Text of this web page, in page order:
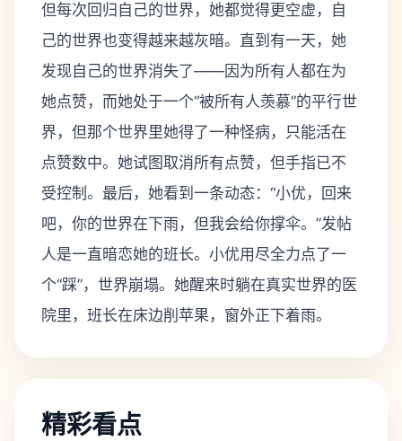
但每次回归自己的世界，她都觉得更空虚，自
己的世界也变得越来越灰暗。直到有一天，她
发现自己的世界消失了——因为所有人都在为
她点赞，而她处于一个“被所有人羡慕”的平行世
界，但那个世界里她得了一种怪病，只能活在
点赞数中。她试图取消所有点赞，但手指已不
受控制。最后，她看到一条动态：“小优，回来
吧，你的世界在下雨，但我会给你撑伞。”发帖
人是一直暗恋她的班长。小优用尽全力点了一
个“踩”，世界崩塌。她醒来时躺在真实世界的医
院里，班长在床边削苹果，窗外正下着雨。
精彩看点